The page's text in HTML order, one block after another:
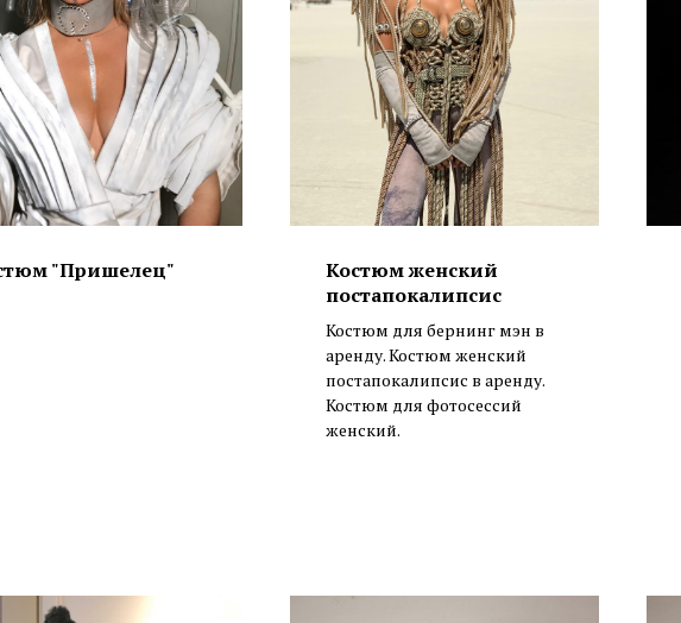
"Пришелец"
Костюм женский
постапокалипсис
Костюм для бернинг мэн в
аренду. Костюм женский
постапокалипсис в аренду.
Костюм для фотосессий
женский.